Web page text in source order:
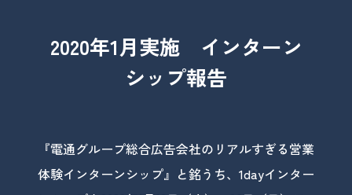
2020年1月実施 インターン
シップ報告
『電通グループ総合広告会社のリアルすぎる営業
体験インターンシップ』と銘うち、1dayインター